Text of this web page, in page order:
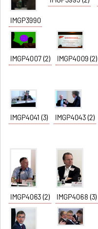
IMGP3990
IMGP4007 (2)
IMGP4009 (2)
IMGP4041 (3) IMGP4043 (2)
IMGP4063 (2) IMGP4068 (3)